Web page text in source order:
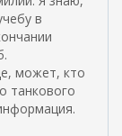
в
может, кто
танкового